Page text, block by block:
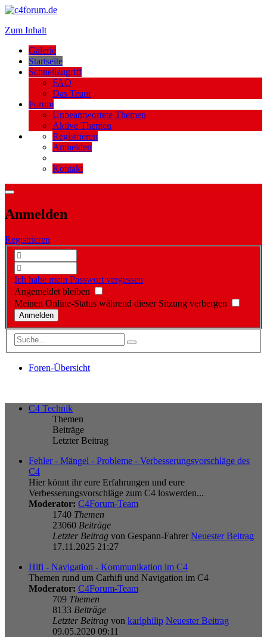
Zum Inhalt
Galerie
Startseite
Schnellzugriff
FAQ
Das Team
Forum
Unbeantwortete Themen
Aktive Themen
Registrieren
Anmelden
Kontakt
Anmelden
Registrieren
Ich habe mein Passwort vergessen
Angemeldet bleiben
Meinen Online-Status während dieser Sitzung verbergen
Foren-Übersicht
C4 Technik
Themen
Beiträge
Letzter Beitrag
Fehler - Mängel - Probleme - Verbesserungsvorschläge des
C4
Hier könnt ihr eure Erfahrungen und eure
Verbesserungsvorschläge zum C4 loswerden...
Moderator: C4Forum-Team
1740 Themen
23060 Beiträge
Letzter Beitrag von Gespann-Fahrer Neuester Beitrag
17.11.2025 21:27
Hifi - Navigation - Kommunikation im C4
Themen rund um Carhifi und Navigation im C4
Moderator: C4Forum-Team
709 Themen
8133 Beiträge
Letzter Beitrag von karlphilip Neuester Beitrag
09.05.2020 09:11